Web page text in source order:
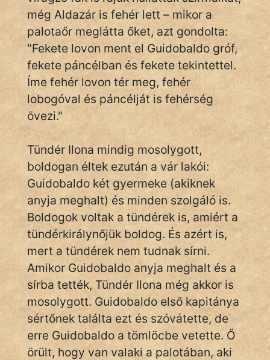
PSZICHO
ZENE
FILM
ÉLETMÓD
És
TÖRTÉNELEM
Népszerű szerzőink:
cinege
fantom
Hunor
Jób Gedeon
Láron Ádám
még Aldazár is fehér lett – mikor a
palotaőr meglátta őket, azt gondolta:
"Fekete lovon ment el Guidobaldo gróf,
fekete páncélban és fekete tekintettel.
Íme fehér lovon tér meg, fehér
lobogóval és páncélját is fehérség
övezi."
Tündér Ilona mindig mosolygott,
boldogan éltek ezután a vár lakói:
Guidobaldo két gyermeke (akiknek
anyja meghalt) és minden szolgáló is.
Boldogok voltak a tündérek is, amiért a
tündérkirálynőjük boldog. És azért is,
mert a tündérek nem tudnak sírni.
Amikor Guidobaldo anyja meghalt és a
sírba tették, Tündér Ilona még akkor is
mosolygott. Guidobaldo első kapitánya
sértőnek találta ezt és szóvátette, de
erre Guidobaldo a tömlöcbe vetette. Ő
örült, hogy van valaki a palotában, aki